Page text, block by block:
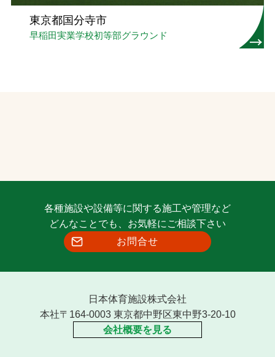
東京都国分寺市
早稲田実業学校初等部グラウンド
各種施設や設備等に関する施工や管理など
どんなことでも、お気軽にご相談下さい
お問合せ
日本体育施設株式会社
本社〒164-0003 東京都中野区東中野3-20-10
会社概要を見る